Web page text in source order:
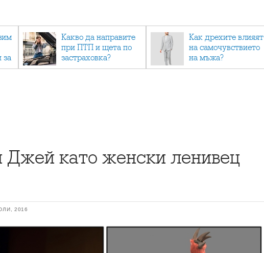
за
Какво да направите
при ПТП и щета по
застраховка?
Как дрехите влияят
на самочувствието
на мъжа?
като женски ленивец
2016